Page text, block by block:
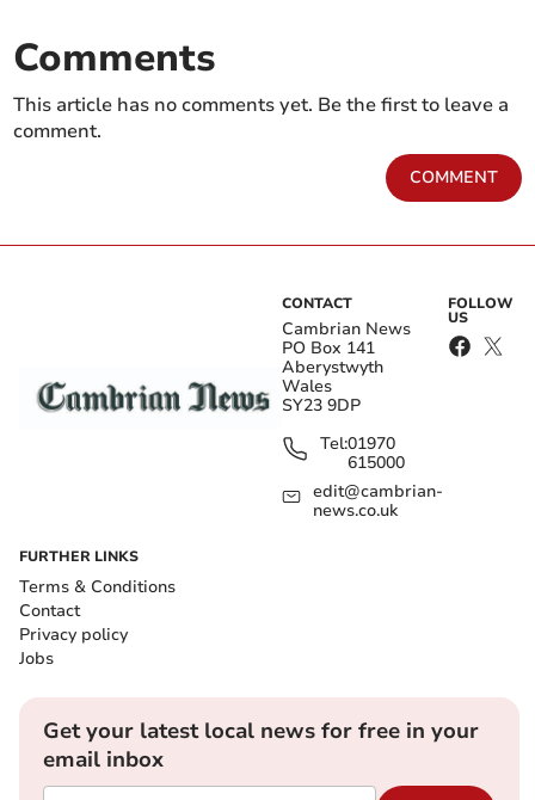
Comments
This article has no comments yet. Be the first to leave a
comment.
COMMENT
CONTACT
Cambrian News
PO Box 141
Aberystwyth
Wales
SY23 9DP
Tel:01970
615000
edit@cambrian-
news.co.uk
FOLLOW
US
FURTHER LINKS
Terms & Conditions
Contact
Privacy policy
Jobs
Get your latest local news for free in your
email inbox